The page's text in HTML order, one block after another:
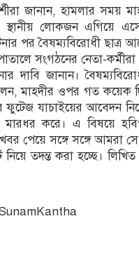
জানান, হামলার সময়
লোকজন এগিয়ে
পর বৈষম্যবিরোধী ছাত্র
সংগঠনের নেতা-
জানান।
মাহদীর ওপর গত কয়েক দিন
যাচাইয়ের আবেদন
করে। এ বিষয়ে
পেয়ে সঙ্গে সঙ্গে আমরা
নিয়ে তদন্ত করা হচ্ছে।